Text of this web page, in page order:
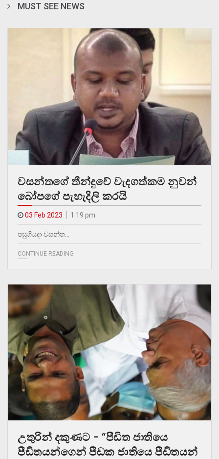
MUST SEE NEWS
වසන්තගේ තීන්දුවේ වැදගත්කම නුවන්
බෝපගේ පැහැදිලි කරයි
03 Feb 2023 1.19 pm
පසුගියදා වසන්ත…
CONTINUE READING
උතුරින් දකුණට – “පීඩිත ජාතියෙ
පීඩිතයන්ගෙන් පීඩක ජාතියෙ පීඩිතයන්